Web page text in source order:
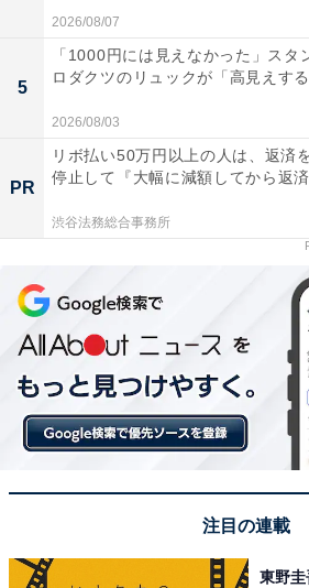
「キリンビール北海道千歳工場
一番搾り麦汁と二番搾り麦汁の
きる
2026/08/07
5
「1000円には見えなかった」スタ
ロダクツのリュックが「高見えする
2026/08/03
PR
リボ払い50万円以上の人は、返済
停止して『大幅に減額してから返済
渋谷法務総合事務所
注目の連載
東野